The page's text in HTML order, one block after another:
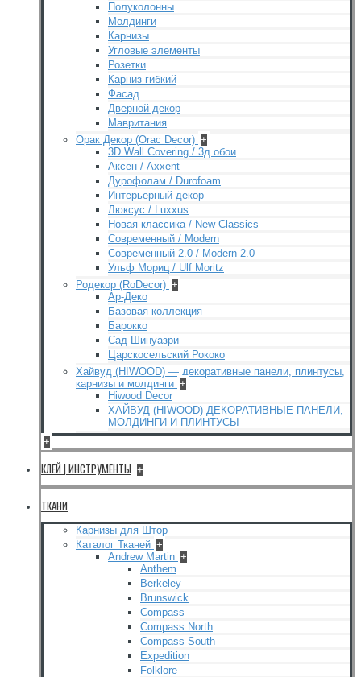
Полуколонны
Молдинги
Карнизы
Угловые элементы
Розетки
Карниз гибкий
Фасад
Дверной декор
Мавритания
Орак Декор (Orac Decor) +
3D Wall Covering / 3д обои
Аксен / Axxent
Дурофолам / Durofoam
Интерьерный декор
Люксус / Luxxus
Новая классика / New Classics
Современный / Modern
Современный 2.0 / Modern 2.0
Ульф Мориц / Ulf Moritz
Родекор (RoDecor) +
Ар-Деко
Базовая коллекция
Барокко
Сад Шинуазри
Царскосельский Рококо
Хайвуд (HIWOOD) — декоративные панели, плинтусы,
карнизы и молдинги +
Hiwood Decor
ХАЙВУД (HIWOOD) ДЕКОРАТИВНЫЕ ПАНЕЛИ,
МОЛДИНГИ И ПЛИНТУСЫ
+
КЛЕЙ | ИНСТРУМЕНТЫ +
ТКАНИ
Карнизы для Штор
Каталог Тканей +
Andrew Martin +
Anthem
Berkeley
Brunswick
Compass
Compass North
Compass South
Expedition
Folklore